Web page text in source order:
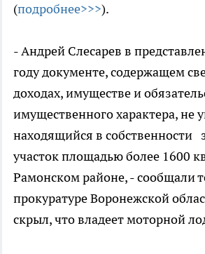
(подробнее>>>).
- Андрей Слесарев в
году документе, содержащем
доходах, имуществе и
имущественного характера, не
находящийся в собственности
участок площадью более 1600
Рамонском районе, - сообщали
прокуратуре Воронежской
скрыл, что владеет моторной